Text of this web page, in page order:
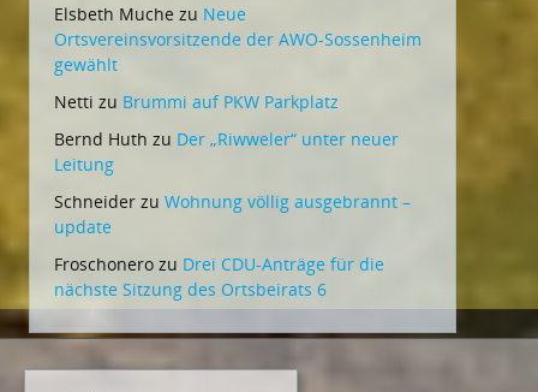
Elsbeth Muche zu Neue
Ortsvereinsvorsitzende der AWO-Sossenheim
gewählt
Netti zu Brummi auf PKW Parkplatz
Bernd Huth zu Der „Riwweler“ unter neuer
Leitung
Schneider zu Wohnung völlig ausgebrannt –
update
Froschonero zu Drei CDU-Anträge für die
nächste Sitzung des Ortsbeirats 6